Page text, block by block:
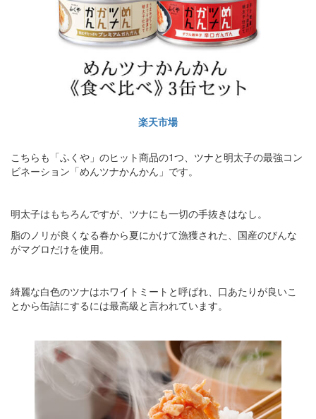
楽天市場
こちらも「ふくや」のヒット商品の1つ、ツナと明太子の最強コン
ビネーション「めんツナかんかん」です。
明太子はもちろんですが、ツナにも一切の手抜きはなし。
脂のノリが良くなる春から夏にかけて漁獲された、国産のびんな
がマグロだけを使用。
綺麗な白色のツナはホワイトミートと呼ばれ、口あたりが良いこ
とから缶詰にするには最高級と言われています。